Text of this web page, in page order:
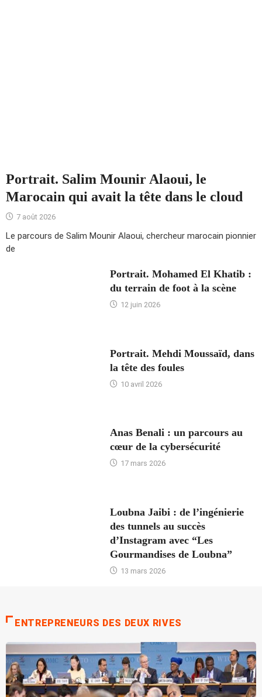
Portrait. Salim Mounir Alaoui, le
Marocain qui avait la tête dans le cloud
7 août 2026
Le parcours de Salim Mounir Alaoui, chercheur marocain pionnier
de
Portrait. Mohamed El Khatib :
du terrain de foot à la scène
12 juin 2026
Portrait. Mehdi Moussaïd, dans
la tête des foules
10 avril 2026
Anas Benali : un parcours au
cœur de la cybersécurité
17 mars 2026
Loubna Jaibi : de l’ingénierie
des tunnels au succès
d’Instagram avec “Les
Gourmandises de Loubna”
13 mars 2026
ENTREPRENEURS DES DEUX RIVES